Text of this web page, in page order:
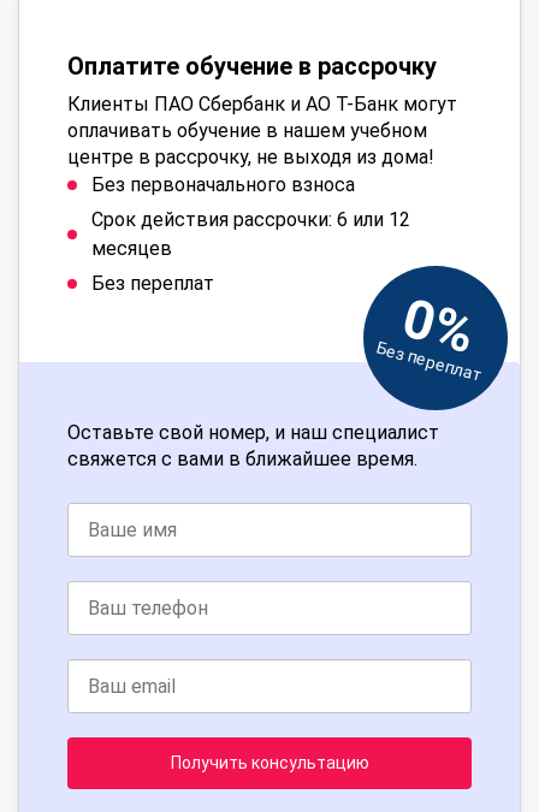
Оплатите обучение в рассрочку
Клиенты ПАО Сбербанк и АО Т-Банк могут
оплачивать обучение в нашем учебном
центре в рассрочку, не выходя из дома!
Без первоначального взноса
Срок действия рассрочки: 6 или 12
месяцев
Без переплат
0%
Без переплат
Оставьте свой номер, и наш специалист
свяжется с вами в ближайшее время.
Получить консультацию